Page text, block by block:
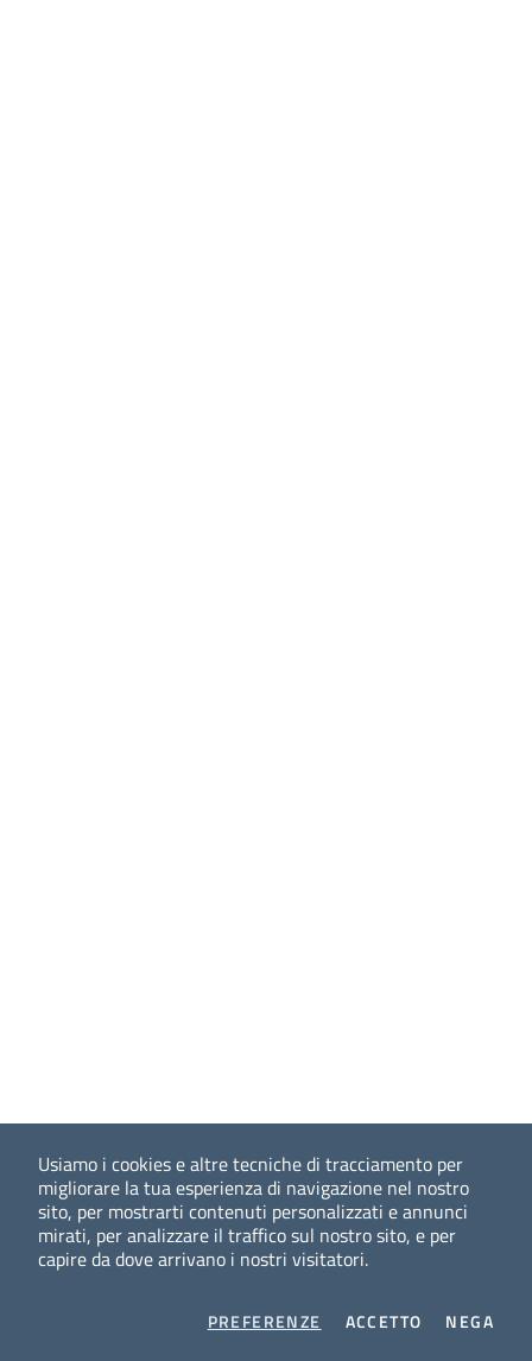
Usiamo i cookies e altre tecniche di tracciamento per
migliorare la tua esperienza di navigazione nel nostro
sito, per mostrarti contenuti personalizzati e annunci
mirati, per analizzare il traffico sul nostro sito, e per
capire da dove arrivano i nostri visitatori.
PREFERENZE COOKIES
ACCETTO I COOKIES
NEGAI